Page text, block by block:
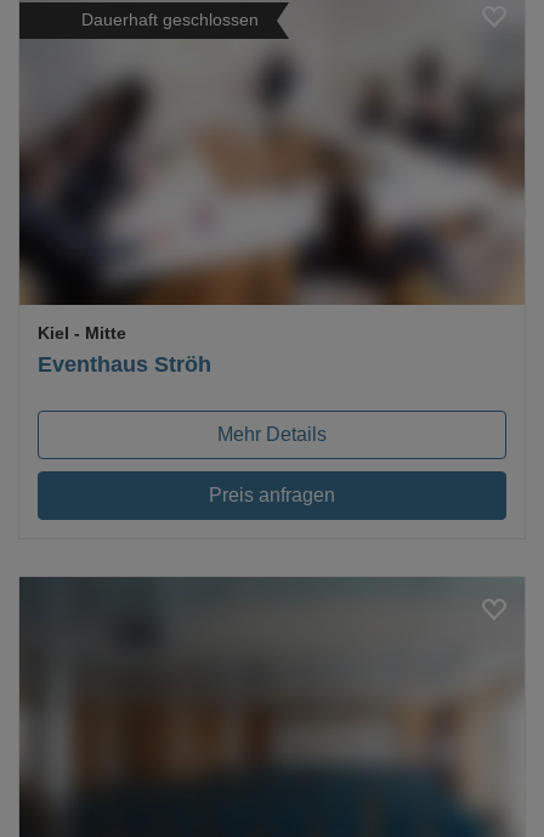
Dauerhaft geschlossen
Eventhaus Ströh
Kiel - Mitte
Mehr Details
Preis anfragen